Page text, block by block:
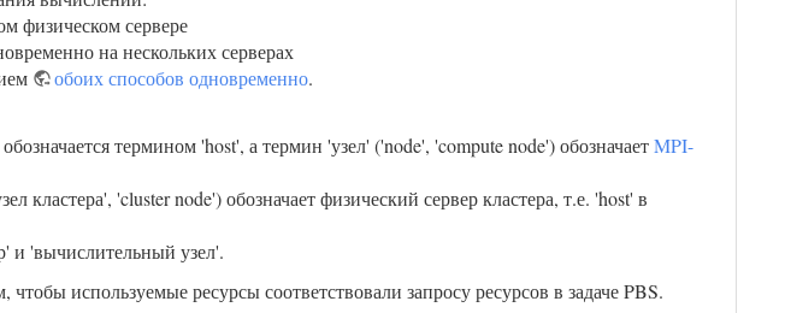
физическом сервере
на нескольких серверах
обоих способов одновременно.
термином 'host', а термин 'узел' ('node', 'compute node') обозначаетMPI-
кластера', 'cluster node') обозначает физический сервер кластера, т.е. 'host' в
и 'вычислительный узел'.
используемые ресурсы соответствовали запросу ресурсов в задаче PBS.